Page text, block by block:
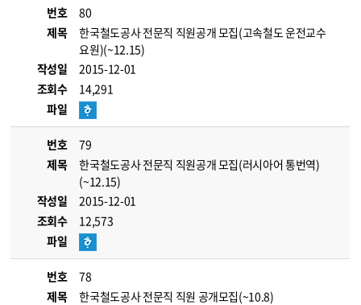
번호
80
제목
한국철도공사 전문직 직원공개 모집(고속철도 운전교수
요원)(~12.15)
작성일
2015-12-01
조회수
14,291
파일
번호
79
제목
한국철도공사 전문직 직원공개 모집(러시아어 통번역)
(~12.15)
작성일
2015-12-01
조회수
12,573
파일
번호
78
제목
한국철도공사 전문직 직원 공개모집(~10.8)